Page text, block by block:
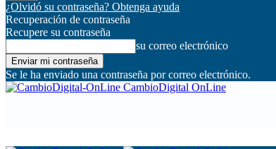
¿Olvidó su contraseña? Obtenga ayuda
Recuperación de contraseña
Recupere su contraseña
su correo electrónico
Se le ha enviado una contraseña por correo electrónico.
CambioDigital OnLine